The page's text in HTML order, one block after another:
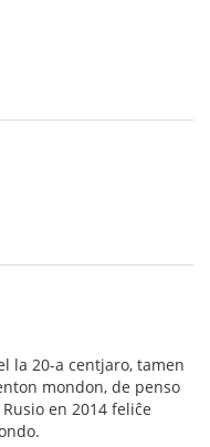
la 20-a centjaro, tamen
mondon, de penso
en 2014 feliĉe